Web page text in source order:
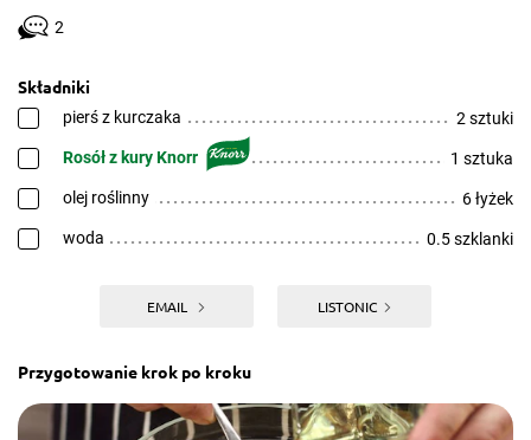
2
Składniki
pierś z kurczaka 2 sztuki
Rosół z kury Knorr 1 sztuka
olej roślinny 6 łyżek
woda 0.5 szklanki
EMAIL LISTONIC
Przygotowanie krok po kroku